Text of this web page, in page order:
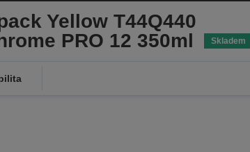
Yellow T44Q440
PRO 12 350ml
Skladem